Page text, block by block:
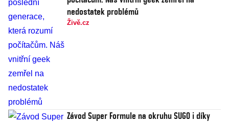
nedostatek problémů
Živě.cz
Závod Super Formule na okruhu SUGO i díky